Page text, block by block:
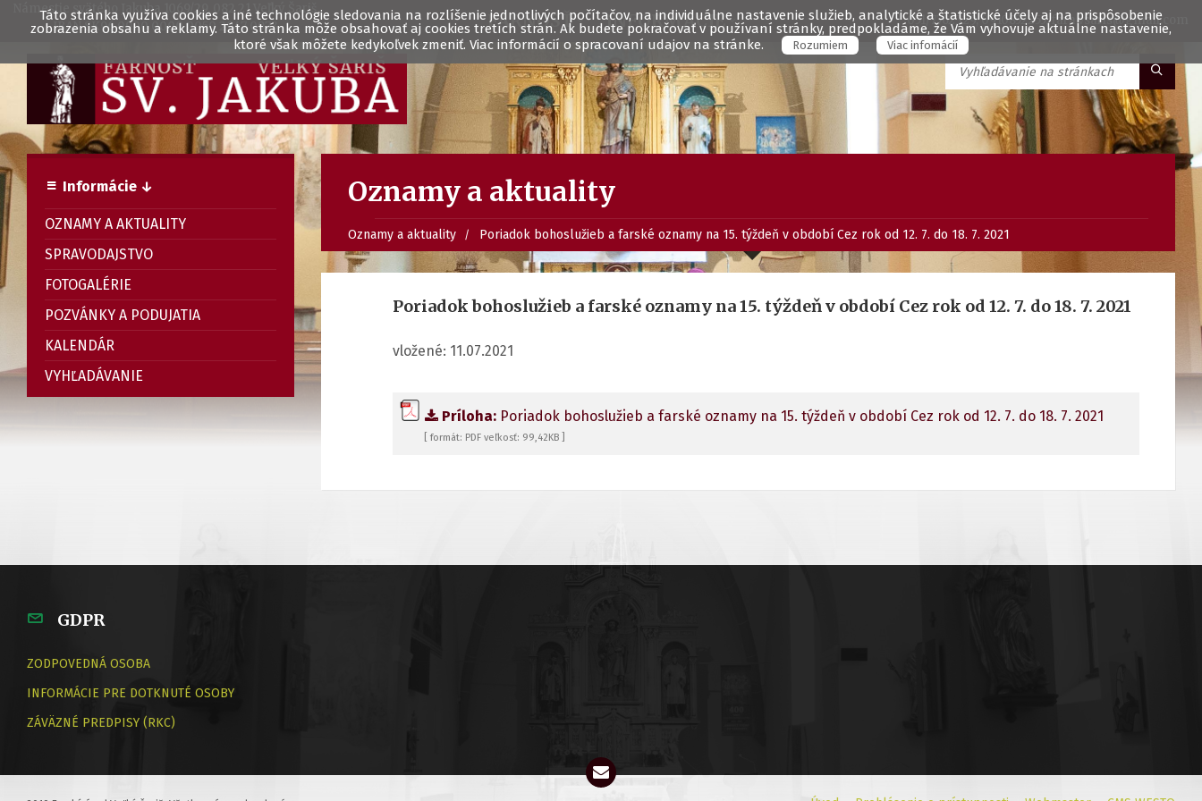
Námestie svätého Jakuba 1069/29, 082 21 Veľký Šariš
IBAN SK96 0900 0000 0050 2947 0973
FARNOSŤ INFORMÁCIE 051/7762329, 0910852255, fara.vsaris@gmail.com
Oznamy a aktuality
Oznamy a aktuality Poriadok bohoslužieb a farské oznamy na 15. týždeň v období Cez rok od 12. 7. do 18. 7. 2021
Poriadok bohoslužieb a farské oznamy na 15. týždeň v období Cez rok od 12. 7. do 18. 7. 2021
vložené: 11.07.2021
Príloha:Poriadok bohoslužieb a farské oznamy na 15. týždeň v období Cez rok od 12. 7. do 18. 7. 2021
[ formát: PDF veľkosť: 99,42KB ]
Informácie ↓
OZNAMY A AKTUALITY
SPRAVODAJSTVO
FOTOGALÉRIE
POZVÁNKY A PODUJATIA
KALENDÁR
VYHĽADÁVANIE
GDPR
ZODPOVEDNÁ OSOBA
INFORMÁCIE PRE DOTKNUTÉ OSOBY
ZÁVÄZNÉ PREDPISY (RKC)
Táto stránka využíva cookies a iné technológie sledovania na rozlíšenie jednotlivých počítačov, na individuálne nastavenie služieb, analytické a štatistické účely aj na prispôsobenie
zobrazenia obsahu a reklamy. Táto stránka môže obsahovať aj cookies tretích strán. Ak budete pokračovať v používaní stránky, predpokladáme, že Vám vyhovuje aktuálne nastavenie,
ktoré však môžete kedykoľvek zmeniť. Viac informácií o spracovaní udajov na stránke.
Rozumiem Viac infomácií